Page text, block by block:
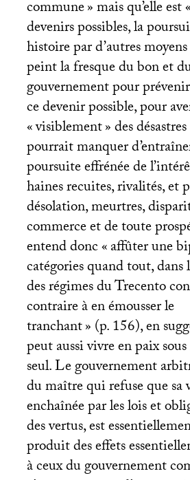
commune» mais qu’elle est «
devenirs possibles, la
histoire par d’autres moyens
peint la fresque du bon et
gouvernement pour
ce devenir possible, pour
«visiblement» des
pourrait manquer
poursuite effrénée de
haines recuites, rivalités, et
désolation, meurtres,
commerce et de toute
entend donc «affûter une
catégories quand tout, dans
des régimes du Trecento
contraire à en émousser le
tranchant» (p. 156), en
peut aussi vivre en paix
seul. Le gouvernement
du maître qui refuse que sa
enchaînée par les lois et
des vertus, est
produit des effets
à ceux du gouvernement